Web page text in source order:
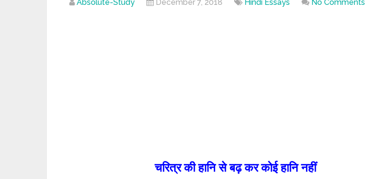
Absolute-Study December 7, 2018 Hindi Essays No Comments
चरित्र की हानि से बढ़ कर कोई हानि नहीं